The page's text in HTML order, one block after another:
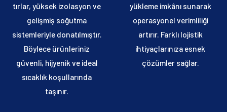
tırlar, yüksek izolasyon ve
gelişmiş soğutma
sistemleriyle donatılmıştır.
Böylece ürünleriniz
güvenli, hijyenik ve ideal
sıcaklık koşullarında
taşınır.
yükleme imkânı sunarak
operasyonel verimliliği
artırır. Farklı lojistik
ihtiyaçlarınıza esnek
çözümler sağlar.